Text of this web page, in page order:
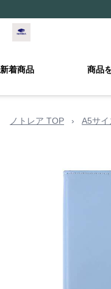
新着商品 商品
ノトレア TOP › A5サイ